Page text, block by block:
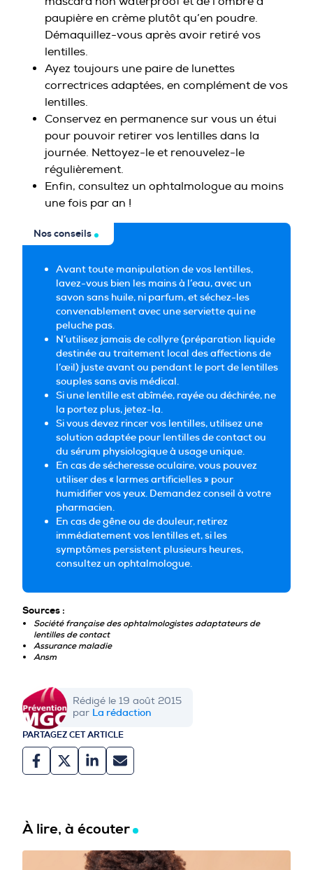
paupière en crème plutôt qu’en poudre.
Démaquillez-vous après avoir retiré vos
lentilles.
Ayez toujours une paire de lunettes
correctrices adaptées, en complément de vos
lentilles.
Conservez en permanence sur vous un étui
pour pouvoir retirer vos lentilles dans la
journée. Nettoyez-le et renouvelez-le
régulièrement.
Enfin, consultez un ophtalmologue au moins
une fois par an !
Nos conseils
Avant toute manipulation de vos lentilles,
lavez-vous bien les mains à l’eau, avec un
savon sans huile, ni parfum, et séchez-les
convenablement avec une serviette qui ne
peluche pas.
N’utilisez jamais de collyre (préparation liquide
destinée au traitement local des affections de
l’œil) juste avant ou pendant le port de lentilles
souples sans avis médical.
Si une lentille est abîmée, rayée ou déchirée, ne
la portez plus, jetez-la.
Si vous devez rincer vos lentilles, utilisez une
solution adaptée pour lentilles de contact ou
du sérum physiologique à usage unique.
En cas de sécheresse oculaire, vous pouvez
utiliser des « larmes artificielles » pour
humidifier vos yeux. Demandez conseil à votre
pharmacien.
En cas de gêne ou de douleur, retirez
immédiatement vos lentilles et, si les
symptômes persistent plusieurs heures,
consultez un ophtalmologue.
Sources :
Société française des ophtalmologistes adaptateurs de
lentilles de contact
Assurance maladie
Ansm
Rédigé le 19 août 2015
par La rédaction
PARTAGEZ CET ARTICLE
À lire, à écouter